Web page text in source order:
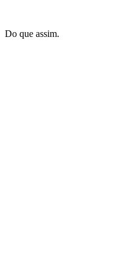
Do que assim.